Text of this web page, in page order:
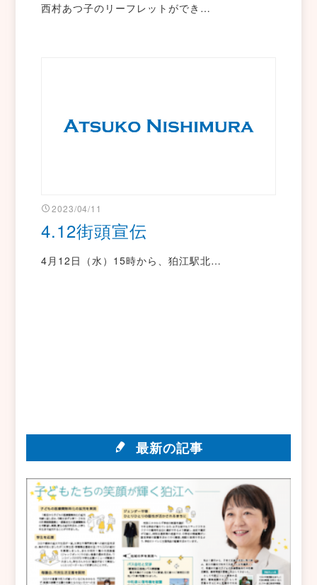
西村あつ子のリーフレットができ…
2023/04/11
4.12街頭宣伝
4月12日（水）15時から、狛江駅北…
最新の記事